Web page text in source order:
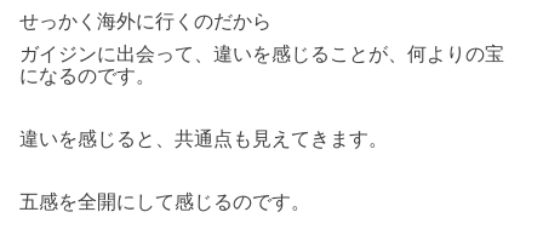
せっかく海外に行くのだから
ガイジンに出会って、違いを感じることが、何よりの宝
になるのです。
違いを感じると、共通点も見えてきます。
五感を全開にして感じるのです。